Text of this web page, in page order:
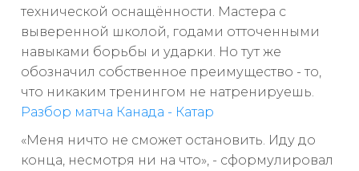
технической оснащённости. Мастера с
выверенной школой, годами отточенными
навыками борьбы и ударки. Но тут же
обозначил собственное преимущество - то,
что никаким тренингом не натренируешь.
Разбор матча Канада - Катар
«Меня ничто не сможет остановить. Иду до
конца, несмотря ни на что», - сформулировал